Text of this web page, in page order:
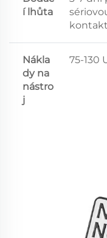
í lhůta
Nákla
dy na
nástro
j
75-130